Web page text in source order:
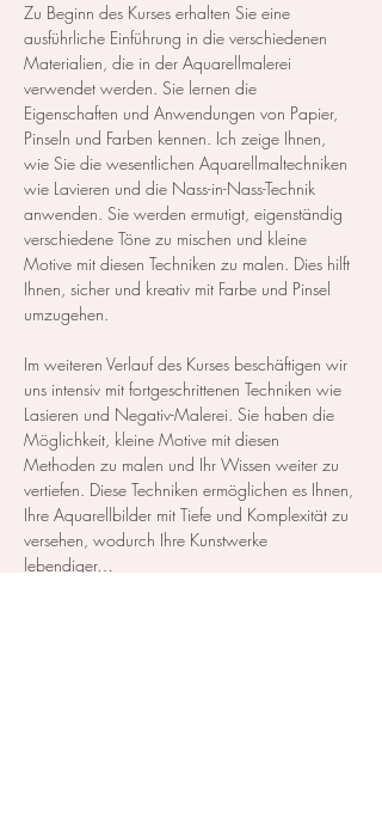
Zu Beginn des Kurses erhalten Sie eine
ausführliche Einführung in die verschiedenen
Materialien, die in der Aquarellmalerei
verwendet werden. Sie lernen die
Eigenschaften und Anwendungen von Papier,
Pinseln und Farben kennen. Ich zeige Ihnen,
wie Sie die wesentlichen Aquarellmaltechniken
wie Lavieren und die Nass-in-Nass-Technik
anwenden. Sie werden ermutigt, eigenständig
verschiedene Töne zu mischen und kleine
Motive mit diesen Techniken zu malen. Dies hilft
Ihnen, sicher und kreativ mit Farbe und Pinsel
umzugehen.
Im weiteren Verlauf des Kurses beschäftigen wir
uns intensiv mit fortgeschrittenen Techniken wie
Lasieren und Negativ-Malerei. Sie haben die
Möglichkeit, kleine Motive mit diesen
Methoden zu malen und Ihr Wissen weiter zu
vertiefen. Diese Techniken ermöglichen es Ihnen,
Ihre Aquarellbilder mit Tiefe und Komplexität zu
versehen, wodurch Ihre Kunstwerke
lebendiger…